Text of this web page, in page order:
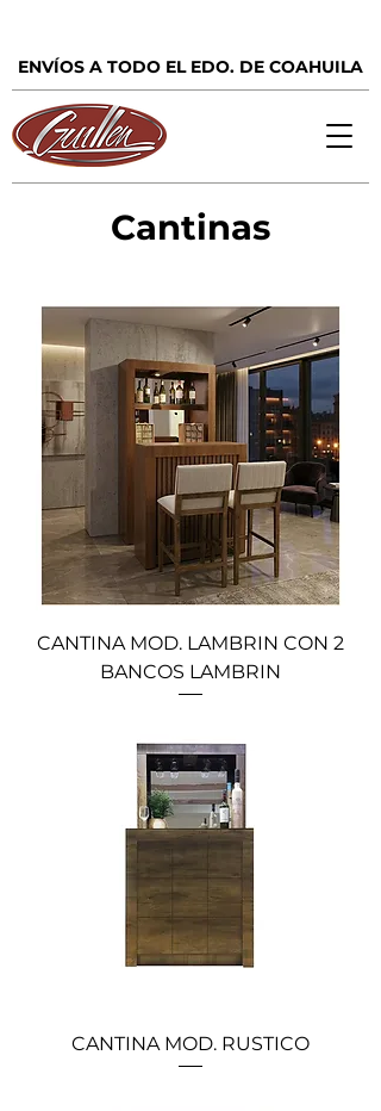
ENVÍOS A TODO EL EDO. DE COAHUILA
Cantinas
CANTINA MOD. LAMBRIN CON 2
BANCOS LAMBRIN
CANTINA MOD. RUSTICO